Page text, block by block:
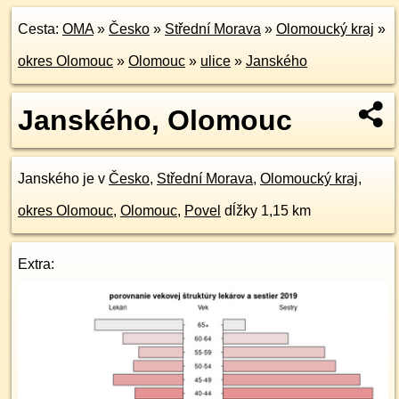
Cesta: OMA» Česko » Střední Morava » Olomoucký kraj »
okres Olomouc » Olomouc » ulice » Janského
Janského, Olomouc
Janského je v Česko, Střední Morava, Olomoucký kraj,
okres Olomouc, Olomouc, Povel dĺžky 1,15 km
Extra: